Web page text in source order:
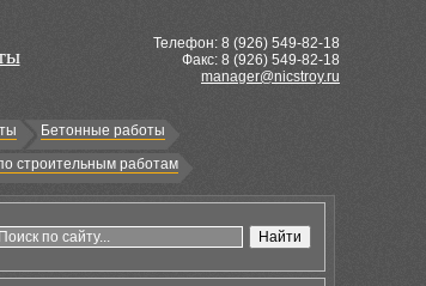
Телефон: 8 (926) 549-82-18
Факс: 8 (926) 549-82-18
manager@nicstroy.ru
Бетонные работы
строительным работам